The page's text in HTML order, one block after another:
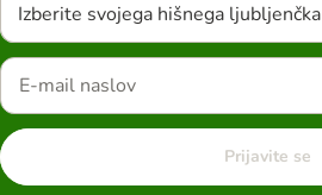
Izberite svojega hišnega ljubljenčka
Prijavite se